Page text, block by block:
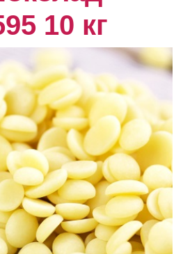
10 кг